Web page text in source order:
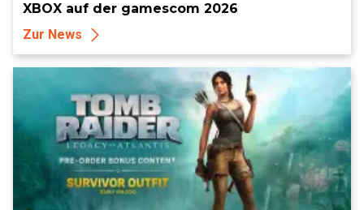
XBOX auf der gamescom 2026
Zur News